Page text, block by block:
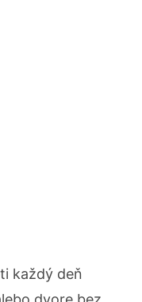
každý deň